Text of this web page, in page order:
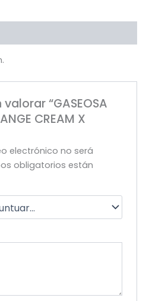
“GASEOSA
CREAM X
electrónico no será
obligatorios están